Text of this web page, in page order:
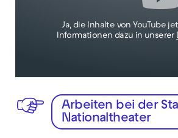
Ja, die Inhalte von YouTube
Informationen dazu in unserer
Arbeiten bei der
Nationaltheater